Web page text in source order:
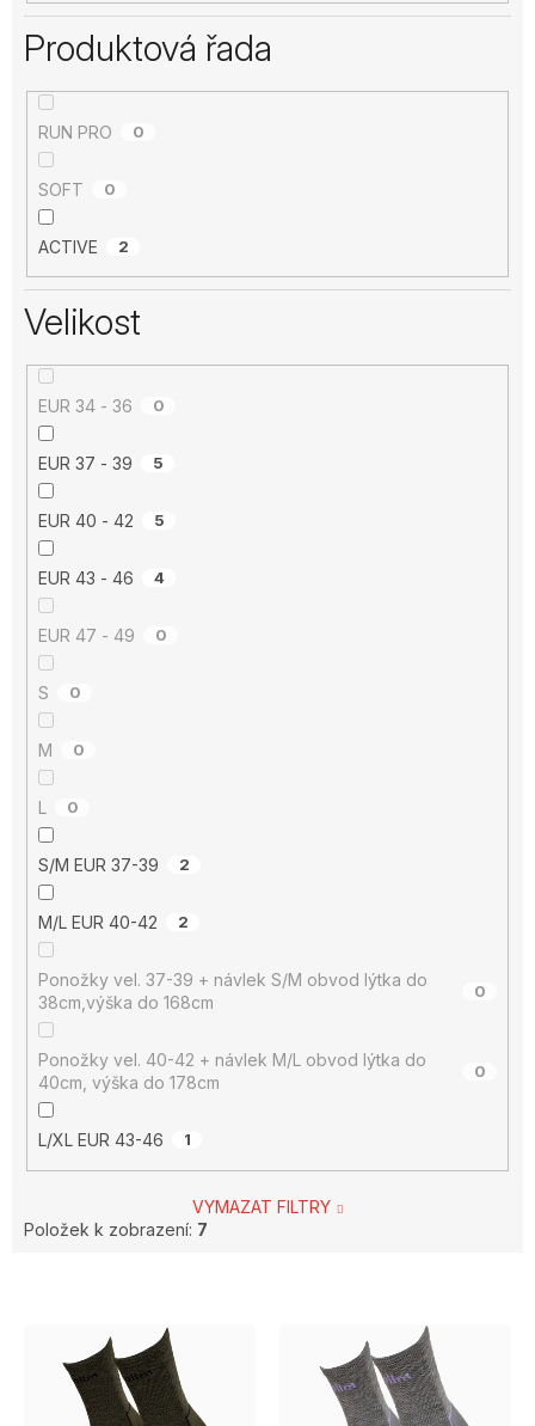
Produktová řada
RUN PRO 0
SOFT 0
ACTIVE 2
Velikost
EUR 34 - 36 0
EUR 37 - 39 5
EUR 40 - 42 5
EUR 43 - 46 4
EUR 47 - 49 0
S 0
M 0
L 0
S/M EUR 37-39 2
M/L EUR 40-42 2
Ponožky vel. 37-39 + návlek S/M obvod lýtka do
38cm,výška do 168cm
0
Ponožky vel. 40-42 + návlek M/L obvod lýtka do
40cm, výška do 178cm
0
L/XL EUR 43-46 1
VYMAZAT FILTRY
Položek k zobrazení: 7